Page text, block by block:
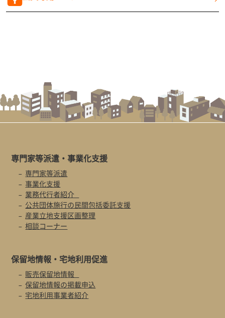
専門家等派遣・事業化支援
専門家等派遣
事業化支援
業務代行者紹介
公共団体施行の民間包括委託支援
産業立地支援区画整理
相談コーナー
保留地情報・ 宅地利用促進
販売保留地情報
保留地情報の掲載申込
宅地利用事業者紹介